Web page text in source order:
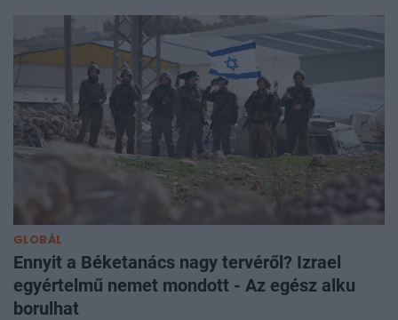
GLOBÁL
Ennyit a Béketanács nagy tervéről? Izrael
egyértelmű nemet mondott - Az egész alku
borulhat